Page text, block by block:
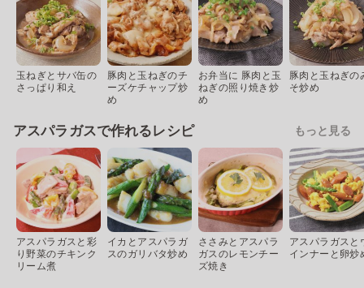
玉ねぎとサバ缶の
さっぱり和え
豚肉と玉ねぎのチ
ーズケチャップ炒
め
お弁当に 豚肉と玉
ねぎの照り焼き炒
め
豚肉と玉ねぎの
そ炒め
アスパラガスで作れるレシピ もっと見る
アスパラガスと彩
り野菜のチキンク
リーム煮
イカとアスパラガ
スのガリバタ炒め
ささみとアスパラ
ガスのレモンチー
ズ焼き
アスパラガスと
インナーと卵炒